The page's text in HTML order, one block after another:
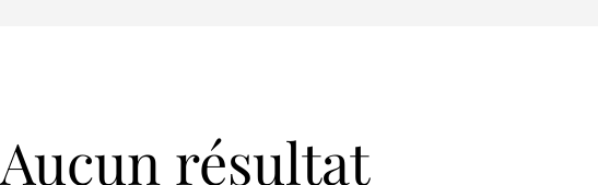
Aucun résultat